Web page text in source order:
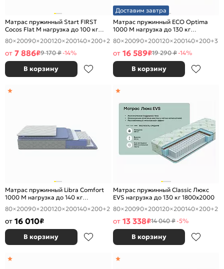
Матрас пружинный Start FIRST
Cocos Flat M нагрузка до 100 кг
1800x2000
80×20090×200120×200140×200+2
от 7 886₽9 170 ₽-14%
В корзину
Доставим завтра
Матрас пружинный ECO Optima
1000 M нагрузка до 130 кг
1800x2000
80×20090×200120×200140×200+3
от 16 589₽19 290 ₽-14%
В корзину
Матрас пружинный Libra Comfort
1000 M нагрузка до 140 кг
1800x2000
80×20090×200120×200140×200+2
от 16 010₽
В корзину
Матрас пружинный Classic Люкс
EVS нагрузка до 130 кг 1800x2000
80×20090×200120×200140×200+2
от 13 338₽14 040 ₽-5%
В корзину